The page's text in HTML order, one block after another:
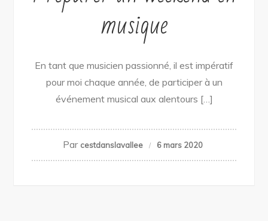
musique
En tant que musicien passionné, il est impératif
pour moi chaque année, de participer à un
événement musical aux alentours […]
Par cestdanslavallee 6 mars 2020